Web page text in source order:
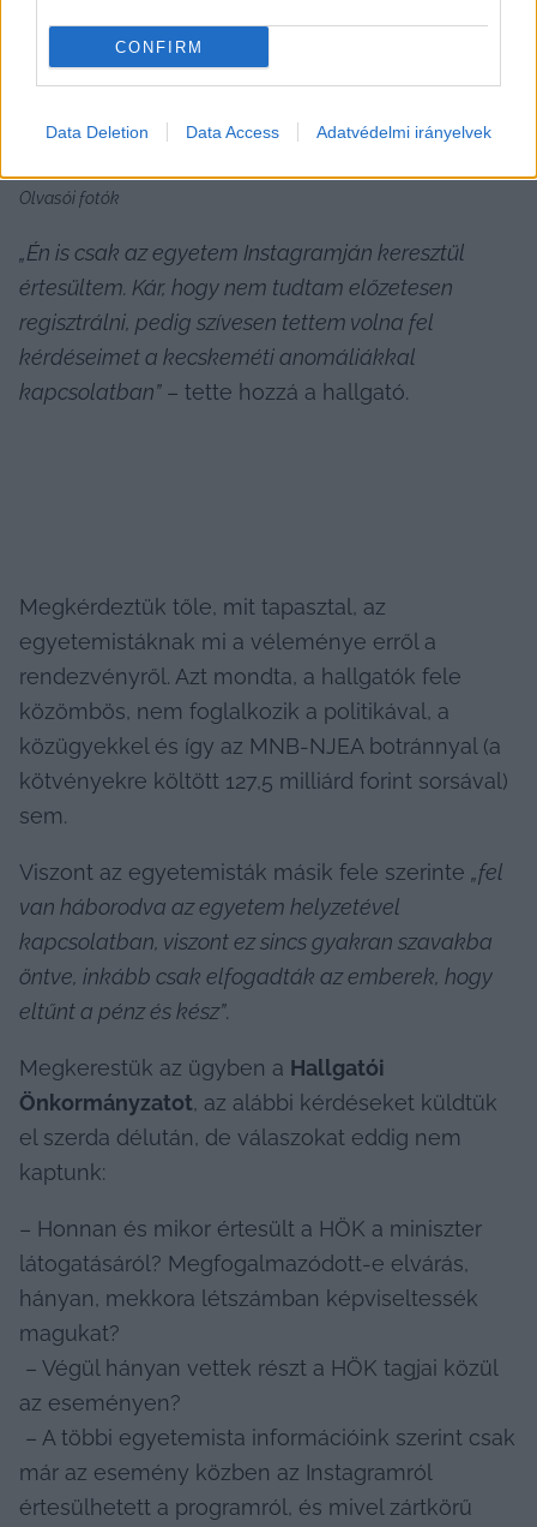
CONFIRM
Data Deletion Data Access Adatvédelmi irányelvek
Olvasói fotók
„Én is csak az egyetem Instagramján keresztül
értesültem. Kár, hogy nem tudtam előzetesen
regisztrálni, pedig szívesen tettem volna fel
kérdéseimet a kecskeméti anomáliákkal
kapcsolatban” – tette hozzá a hallgató.
Megkérdeztük tőle, mit tapasztal, az
egyetemistáknak mi a véleménye erről a
rendezvényről. Azt mondta, a hallgatók fele
közömbös, nem foglalkozik a politikával, a
közügyekkel és így az MNB-NJEA botránnyal (a
kötvényekre költött 127,5 milliárd forint sorsával)
sem.
Viszont az egyetemisták másik fele szerinte „fel
van háborodva az egyetem helyzetével
kapcsolatban, viszont ez sincs gyakran szavakba
öntve, inkább csak elfogadták az emberek, hogy
eltűnt a pénz és kész”.
Megkerestük az ügyben a Hallgatói
Önkormányzatot, az alábbi kérdéseket küldtük
el szerda délután, de válaszokat eddig nem
kaptunk:
– Honnan és mikor értesült a HÖK a miniszter
látogatásáról? Megfogalmazódott-e elvárás,
hányan, mekkora létszámban képviseltessék
magukat?
az eseményen?
már az esemény közben az Instagramról
értesülhetett a programról, és mivel zártkörű